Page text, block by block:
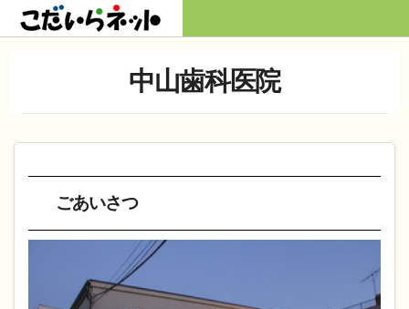
Skip
to
お知らせ
掲載店ブログ・ツイッター
中山歯科医院
ごあいさつ